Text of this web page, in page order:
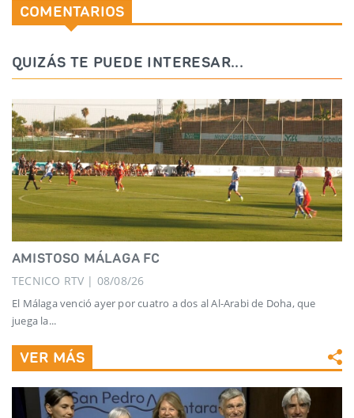
COMENTARIOS
QUIZÁS TE PUEDE INTERESAR...
AMISTOSO MÁLAGA FC
TECNICO RTV | 08/08/26
El Málaga venció ayer por cuatro a dos al Al-Arabi de Doha, que
juega la...
VER MÁS